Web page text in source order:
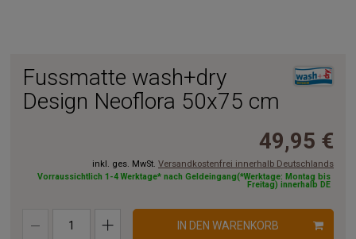
Fussmatte wash+dry
Design Neoflora 50x75 cm
49,95 €
inkl. ges. MwSt. Versandkostenfrei innerhalb Deutschlands
Vorraussichtlich 1-4 Werktage* nach Geldeingang(*Werktage: Montag bis
Freitag) innerhalb DE
IN DEN WARENKORB